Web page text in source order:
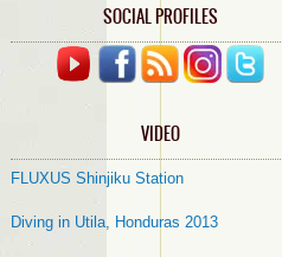
SOCIAL PROFILES
VIDEO
FLUXUS Shinjiku Station
Diving in Utila, Honduras 2013